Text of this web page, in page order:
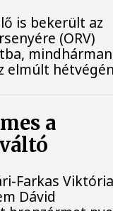
is bekerült az
(ORV)
mindhárman
elmúlt
a
Farkas
Dávid